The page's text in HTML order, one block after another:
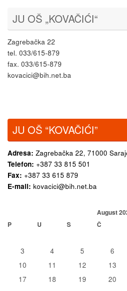
JU OŠ „KOVAČIĆI“
Zagrebačka 22
tel. 033/615-879
fax. 033/615-879
kovacici@bih.net.ba
JU OŠ “KOVAČIĆI”
Adresa: Zagrebačka 22, 71000
Telefon: +387 33 815 501
Fax: +387 33 615 879
E-mail: kovacici@bih.net.ba
August
P
U S Č
3
4 5 6
10
11 12 13
17
18 19 20